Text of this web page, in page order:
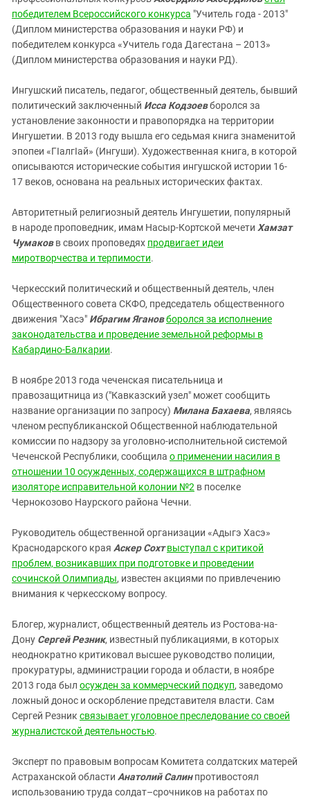
победителем Всероссийского конкурса "Учитель года - 2013"
(Диплом министерства образования и науки РФ) и
победителем конкурса «Учитель года Дагестана – 2013»
(Диплом министерства образования и науки РД).
Ингушский писатель, педагог, общественный деятель, бывший
политический заключенный Исса Кодзоевборолся за
установление законности и правопорядка на территории
Ингушетии. В 2013 году вышла его седьмая книга знаменитой
эпопеи «ГIалгIай» (Ингуши). Художественная книга, в которой
описываются исторические события ингушской истории 16-
17 веков, основана на реальных исторических фактах.
Авторитетный религиозный деятель Ингушетии, популярный
в народе проповедник, имам Насыр-Кортской мечети Хамзат
Чумаковв своих проповедях продвигает идеи
миротворчества и терпимости.
Черкесский политический и общественный деятель, член
Общественного совета СКФО, председатель общественного
движения "Хасэ" Ибрагим Ягановборолся за исполнение
законодательства и проведение земельной реформы в
Кабардино-Балкарии.
В ноябре 2013 года чеченская писательница и
правозащитница из ("Кавказский узел" может сообщить
название организации по запросу) Милана Бахаева, являясь
членом республиканской Общественной наблюдательной
комиссии по надзору за уголовно-исполнительной системой
Чеченской Республики, сообщила о применении насилия в
отношении 10 осужденных, содержащихся в штрафном
изоляторе исправительной колонии №2 в поселке
Чернокозово Наурского района Чечни.
Руководитель общественной организации «Адыгэ Хасэ»
Краснодарского края Аскер Сохт выступал с критикой
проблем, возникавших при подготовке и проведении
сочинской Олимпиады, известен акциями по привлечению
внимания к черкесскому вопросу.
Блогер, журналист, общественный деятель из Ростова-на-
Дону Сергей Резник, известный публикациями, в которых
неоднократно критиковал высшее руководство полиции,
прокуратуры, администрации города и области, в ноябре
2013 года был осужден за коммерческий подкуп, заведомо
ложный донос и оскорбление представителя власти. Сам
Сергей Резник связывает уголовное преследование со своей
журналистской деятельностью.
Эксперт по правовым вопросам Комитета солдатских матерей
Астраханской области Анатолий Салинпротивостоял
использованию труда солдат–срочников на работах по